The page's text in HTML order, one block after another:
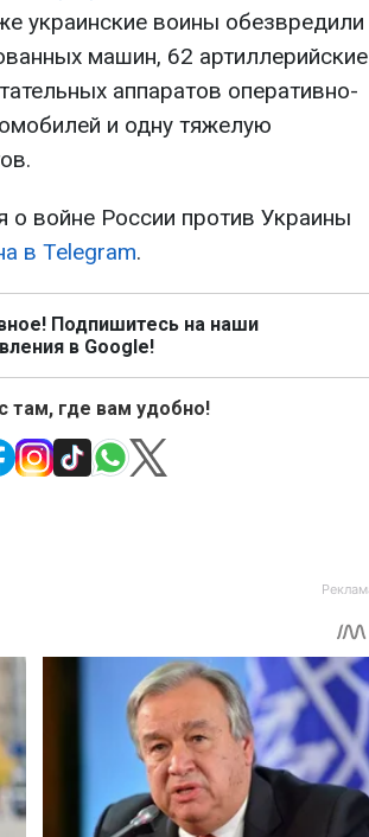
украинские воины обезвредили
машин, 62 артиллерийские
аппаратов оперативно-
и одну тяжелую
войне России против Украины
в Telegram.
Подпишитесь на наши
в Google!
там, где вам удобно!